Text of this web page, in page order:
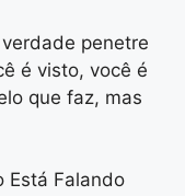
penetre
é visto, você é
que faz, mas